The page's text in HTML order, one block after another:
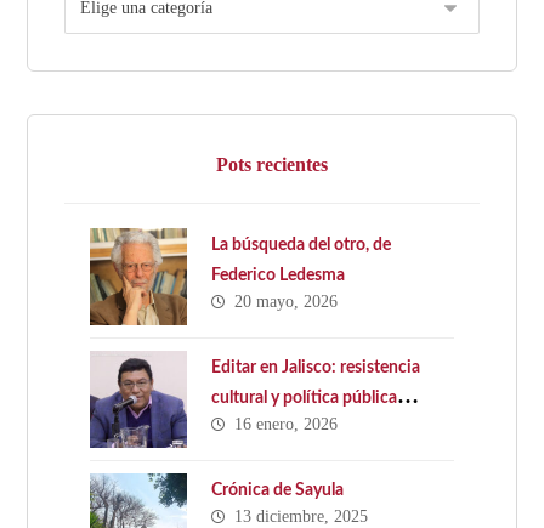
Pots recientes
La búsqueda del otro, de
Federico Ledesma
20 mayo, 2026
Editar en Jalisco: resistencia
cultural y política pública
ausente. Hacia una Ley Estatal
16 enero, 2026
Crónica de Sayula
13 diciembre, 2025